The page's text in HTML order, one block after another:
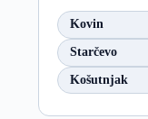
Kovin
Starčevo
Košutnjak